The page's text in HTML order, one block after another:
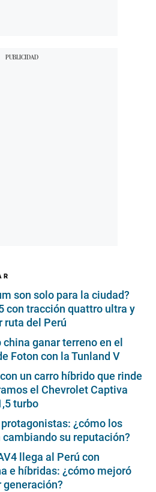
son solo para la ciudad?
con tracción quattro ultra y
ruta del Perú
ganar terreno en el
Foton con la Tunland V
un carro híbrido que rinde
el Chevrolet Captiva
turbo
¿cómo los
su reputación?
llega al Perú con
e híbridas: ¿cómo mejoró